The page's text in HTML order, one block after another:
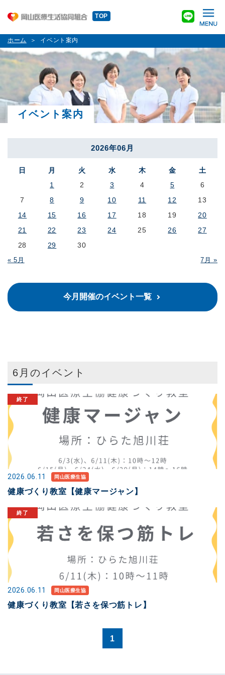
TOP
ホーム イベント案内
イベント案内
2026年06月
日 月 火 水 木 金 土
« 5月 7月 »
1 2 3 4 5
6
7
8 9 10 11 12
13
14
15 16 17 18 19
20
21
22 23 24 25 26
27
28
29 30
今月開催のイベント一覧
6月のイベント
2026.06.11 岡山医療生協
健康づくり教室【健康マージャン】
2026.06.11 岡山医療生協
健康づくり教室【若さを保つ筋トレ】
1